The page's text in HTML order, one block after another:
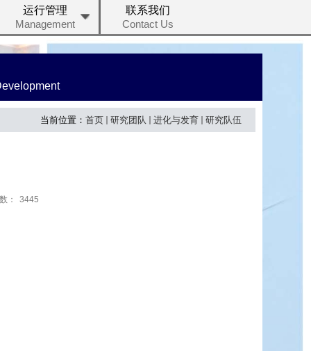
运行管理
Management
联系我们
Contact Us
当前位置： 首页 研究团队 进化与发育 研究队伍
： 3445